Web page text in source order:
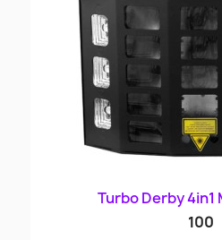
Turbo Derby
100